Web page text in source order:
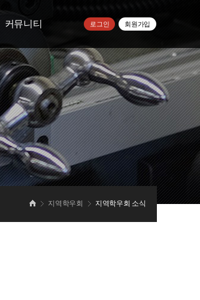
커뮤니티
공지사항
자주하는질문
건의사항
학교소식
로그인 회원가입
지역학우회 지역학우회 소식